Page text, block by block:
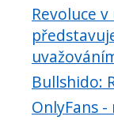
Revoluce
Bullshido:
OnlyFans